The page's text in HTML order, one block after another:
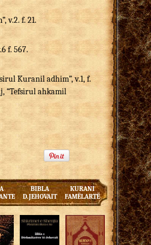
v.2. f. 21.
f. 567.
Kuranil adhim”, v.1, f.
“Tefsirul ahkamil
BIBLA
D.JEHOVAIT
KURANI
FAMËLARTË